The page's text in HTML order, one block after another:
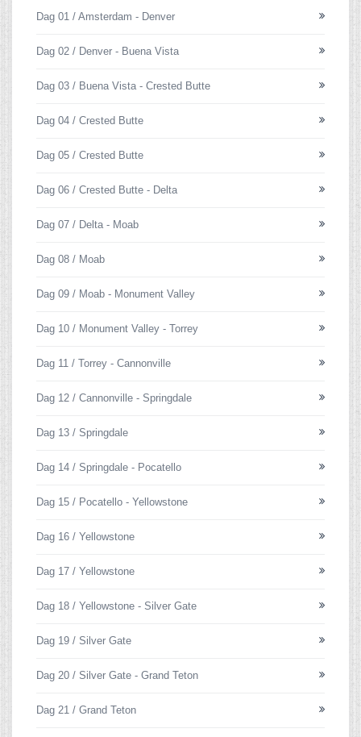
Dag 01 / Amsterdam - Denver
Dag 02 / Denver - Buena Vista
Dag 03 / Buena Vista - Crested Butte
Dag 04 / Crested Butte
Dag 05 / Crested Butte
Dag 06 / Crested Butte - Delta
Dag 07 / Delta - Moab
Dag 08 / Moab
Dag 09 / Moab - Monument Valley
Dag 10 / Monument Valley - Torrey
Dag 11 / Torrey - Cannonville
Dag 12 / Cannonville - Springdale
Dag 13 / Springdale
Dag 14 / Springdale - Pocatello
Dag 15 / Pocatello - Yellowstone
Dag 16 / Yellowstone
Dag 17 / Yellowstone
Dag 18 / Yellowstone - Silver Gate
Dag 19 / Silver Gate
Dag 20 / Silver Gate - Grand Teton
Dag 21 / Grand Teton